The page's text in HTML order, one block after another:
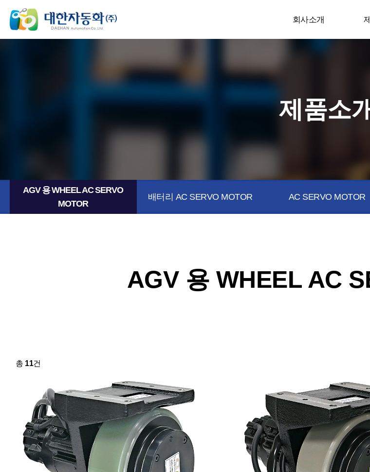
회사소개
제품소
AGV 용 WHEEL AC SERVO
MOTOR
배터리 AC SERVO MOTOR AC SERVO MOTOR
AGV 용 WHEEL AC
총 11건